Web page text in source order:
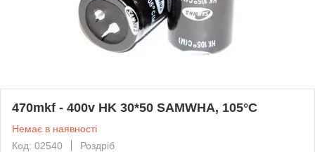
470mkf - 400v HK 30*50 SAMWHA, 105°C
Немає в наявності
Код: 02540
Роздріб